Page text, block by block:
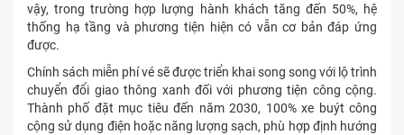
vậy, trong trường hợp lượng hành khách tăng đến 50%, hệ
thống hạ tầng và phương tiện hiện có vẫn cơ bản đáp ứng
được.
Chính sách miễn phí vé sẽ được triển khai song song với lộ trình
chuyển đổi giao thông xanh đối với phương tiện công cộng.
Thành phố đặt mục tiêu đến năm 2030, 100% xe buýt công
cộng sử dụng điện hoặc năng lượng sạch, phù hợp định hướng